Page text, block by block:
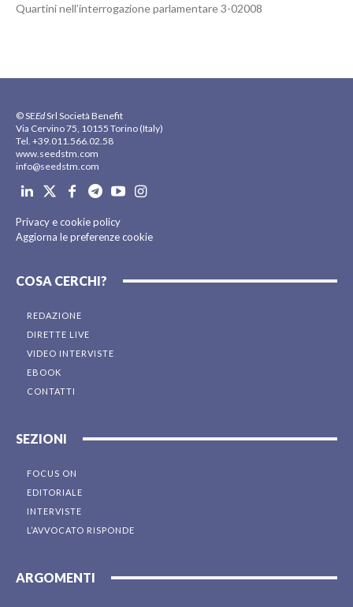
Quartini nell’interrogazione parlamentare 3-02008
© SEEdSrl Società Benefit
Via Cervino 75, 10155 Torino (Italy)
Tel. +39.011.566.02.58
www.seedstm.com
info@seedstm.com
Privacy e cookie policy
Aggiorna le preferenze cookie
COSA CERCHI?
REDAZIONE
DIRETTE LIVE
VIDEO INTERVISTE
EBOOK
CONTATTI
SEZIONI
FOCUS ON
EDITORIALE
INTERVISTE
L’AVVOCATO RISPONDE
ARGOMENTI